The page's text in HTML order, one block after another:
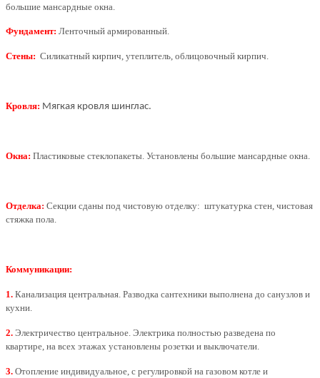
большие мансардные окна.
Фундамент: Ленточный армированный.
Стены: Силикатный кирпич, утеплитель, облицовочный кирпич.
Кровля: Мягкая кровля шинглас.
Окна: Пластиковые стеклопакеты. Установлены большие мансардные окна.
Отделка: Секции сданы под чистовую отделку: штукатурка стен, чистовая
стяжка пола.
Коммуникации:
1. Канализация центральная. Разводка сантехники выполнена до санузлов и
кухни.
2. Электричество центральное. Электрика полностью разведена по
квартире, на всех этажах установлены розетки и выключатели.
3. Отопление индивидуальное, с регулировкой на газовом котле и